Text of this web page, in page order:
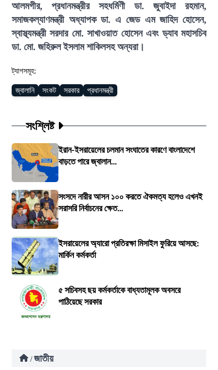
আলমগীর, প্রধানমন্ত্রীর সহধর্মিণী ডা. জুবাইদা রহমান,
সমাজকল্যাণমন্ত্রী অধ্যাপক ডা. এ জেড এম জাহিদ হোসেন,
স্বাস্থ্যমন্ত্রী সরদার মো. সাখাওয়াত হোসেন এবং ড্যাব মহাসচিব
ডা. মো. জহিরুল ইসলাম শাকিলসহ অন্যরা।
ট্যাগসমূহ:
জ্বালানি সংকট সরকার প্রধানমন্ত্রী
সংশ্লিষ্ট
ইরান-ইসরায়েলের চলমান সংঘাতের কারণে বাংলাদেশে
বাড়তে পারে জ্বালান...
সংসদে নারীর আসন ১০০ করতে ঐকমত্য হলেও এখনই
সরাসরি নির্বাচনের ক্ষেত...
ইসরায়েলের অ্যারো প্রতিরক্ষা মিসাইল ফুরিয়ে আসছে:
মার্কিন কর্মকর্তা
৫ সচিবসহ ছয় কর্মকর্তাকে বাধ্যতামূলক অবসরে
পাঠিয়েছে সরকার
/ জাতীয়